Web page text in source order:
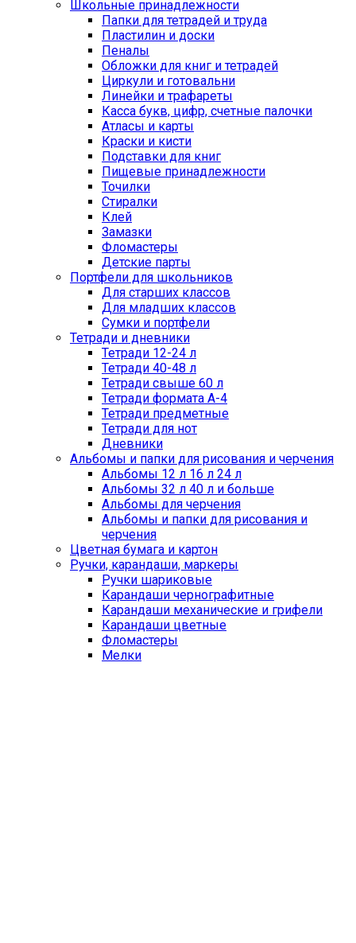
Школьные принадлежности
Папки для тетрадей и труда
Пластилин и доски
Пеналы
Обложки для книг и тетрадей
Циркули и готовальни
Линейки и трафареты
Касса букв, цифр, счетные палочки
Атласы и карты
Краски и кисти
Подставки для книг
Пищевые принадлежности
Точилки
Стиралки
Клей
Замазки
Фломастеры
Детские парты
Портфели для школьников
Для старших классов
Для младших классов
Сумки и портфели
Тетради и дневники
Тетради 12-24 л
Тетради 40-48 л
Тетради свыше 60 л
Тетради формата А-4
Тетради предметные
Тетради для нот
Дневники
Альбомы и папки для рисования и черчения
Альбомы 12 л 16 л 24 л
Альбомы 32 л 40 л и больше
Альбомы для черчения
Альбомы и папки для рисования и
черчения
Цветная бумага и картон
Ручки, карандаши, маркеры
Ручки шариковые
Карандаши чернографитные
Карандаши механические и грифели
Карандаши цветные
Фломастеры
Мелки